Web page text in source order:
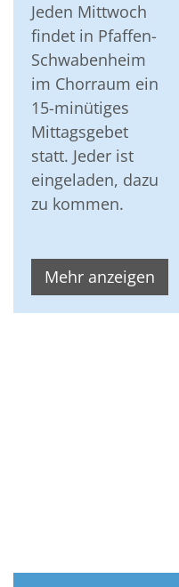
Jeden Mittwoch
findet in Pfaffen-
Schwabenheim
im Chorraum ein
15-minütiges
Mittagsgebet
statt. Jeder ist
eingeladen, dazu
zu kommen.
Mehr anzeigen